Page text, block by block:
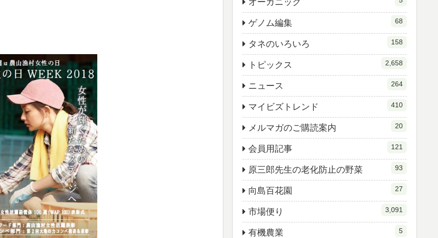
オーガニック
ゲノム編集 68
タネのいろいろ 158
トピックス 2,658
ニュース 264
マイビズトレンド 410
メルマガのご購読案内 20
会員用記事 121
原三郎先生の老化防止の野菜 93
向島百花園 27
市場便り 3,091
有機農業 5